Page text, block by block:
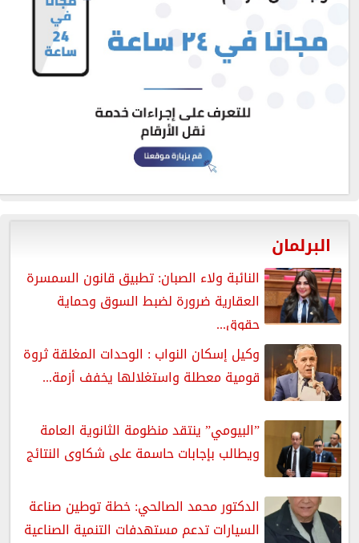
البرلمان
النائبة ولاء الصبان: تطبيق قانون السمسرة
العقارية ضرورة لضبط السوق وحماية
حقوق...
وكيل إسكان النواب : الوحدات المغلقة ثروة
قومية معطلة واستغلالها يخفف أزمة...
”البيومي” ينتقد منظومة الثانوية العامة
ويطالب بإجابات حاسمة على شكاوى النتائج
الدكتور محمد الصالحي: خطة توطين صناعة
السيارات تدعم مستهدفات التنمية الصناعية